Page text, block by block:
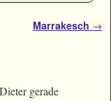
Marrakesch →
gerade